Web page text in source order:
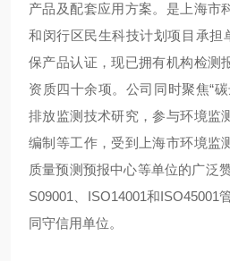
产品及配套应用方案。是上海市
和闵行区民生科技计划项目承担
保产品认证，现已拥有机构检测
资质四十余项。公司同时聚焦“
排放监测技术研究，参与环境监
编制等工作，受到上海市环境监
质量预测预报中心等单位的广泛
S09001、ISO14001和ISO45001
同守信用单位。